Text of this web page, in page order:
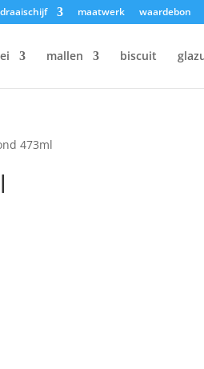
maatwerk waardebon
mallen biscuit
473ml